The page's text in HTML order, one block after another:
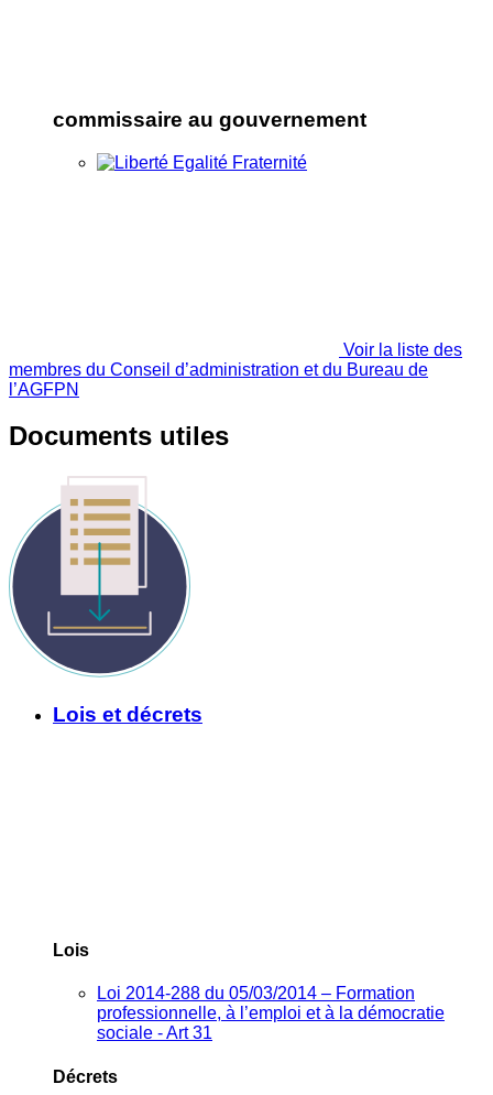
commissaire au gouvernement
Voir la liste des
membres du Conseil d’administration et du Bureau de
l’AGFPN
Documents utiles
Lois et décrets
Lois
Loi 2014-288 du 05/03/2014 – Formation
professionnelle, à l’emploi et à la démocratie
sociale - Art 31
Décrets